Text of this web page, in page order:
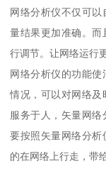
网络分析仪不仅可
量结果更加准确。而
行调节。让网络运行
网络分析仪的功能
情况，可以对网络及
服务于人，矢量网
要按照矢量网络分析
的在网络上行走，带